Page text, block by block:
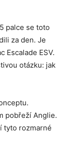
palce se toto
za den. Je
Escalade ESV.
otázku: jak
pobřeží Anglie.
tyto rozmarné